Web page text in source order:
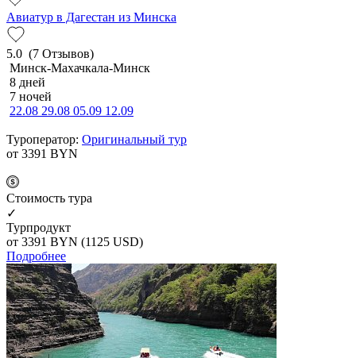
Авиатур в Дагестан из Минска
5.0 (7 Отзывов)
Минск-Махачкала-Минск
8 дней
7 ночей
22.08 29.08 05.09 12.09
Туроператор: Оригинальный тур
от 3391 BYN
Cтоимость тура
✓
Турпродукт
от 3391 BYN (1125 USD)
Подробнее